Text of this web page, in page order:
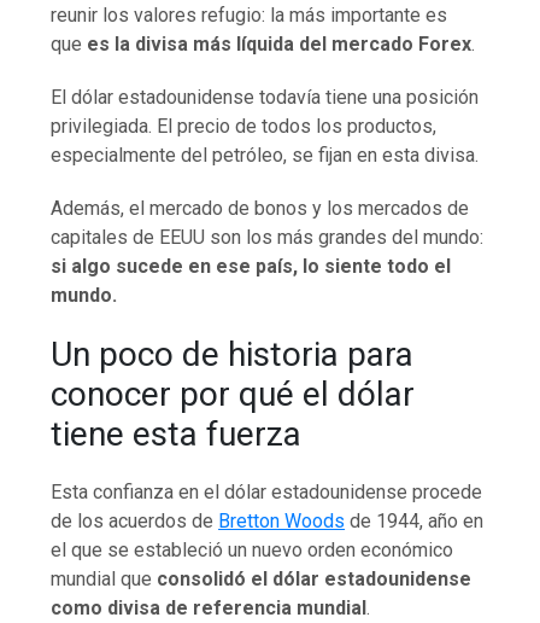
reunir los valores refugio: la más importante es
que es la divisa más líquida del mercado Forex.
El dólar estadounidense todavía tiene una posición
privilegiada. El precio de todos los productos,
especialmente del petróleo, se fijan en esta divisa.
Además, el mercado de bonos y los mercados de
capitales de EEUU son los más grandes del mundo:
si algo sucede en ese país, lo siente todo el
mundo.
Un poco de historia para
conocer por qué el dólar
tiene esta fuerza
Esta confianza en el dólar estadounidense procede
de los acuerdos de Bretton Woods de 1944, año en
el que se estableció un nuevo orden económico
mundial que consolidó el dólar estadounidense
como divisa de referencia mundial.